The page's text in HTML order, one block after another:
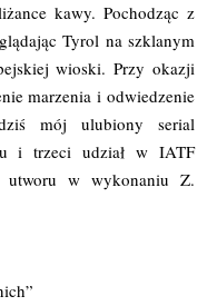
kawy. Pochodząc z
Tyrol na szklanym
wioski. Przy okazji
marzenia i odwiedzenie
mój ulubiony serial
i trzeci udział w IATF
utworu w wykonaniu Z.